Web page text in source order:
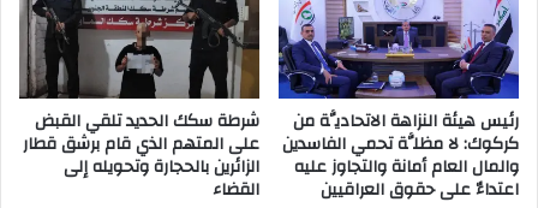
رئيس هيئة النزاهة الاتحاديَّة من
كركوك: لا مظلَّة تحمي الفاسدين
والمال العام أمانة والتجاوز عليه
اعتداءٌ على حقوق العراقيين
شرطة سكك الحديد تلقي القبض
على المتهم الذي قام برشق قطار
الزائرين بالحجارة وتحويله إلى
القضاء